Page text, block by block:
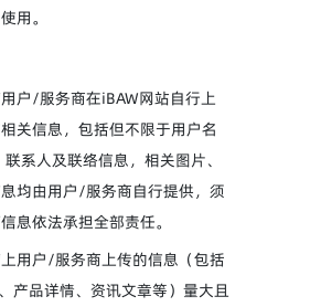
用。
用户/服务商在iBAW网站自行上
关信息，包括但不限于用户名
系人及联络信息，相关图片、
均由用户/服务商自行提供，须
息依法承担全部责任。
上用户/服务商上传的信息（包括
产品详情、资讯文章等）量大且